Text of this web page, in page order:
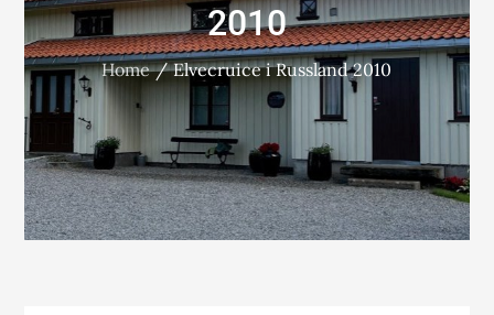
2010
Home Elvecruice i Russland 2010